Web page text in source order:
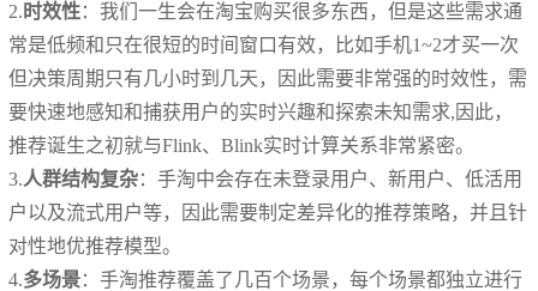
2. 时效性：我们一生会在淘宝购买很多东西，但是这些需求通
常是低频和只在很短的时间窗口有效，比如手机1~2才买一次
但决策周期只有几小时到几天，因此需要非常强的时效性，需
要快速地感知和捕获用户的实时兴趣和探索未知需求,因此，
推荐诞生之初就与Flink、Blink实时计算关系非常紧密。
3.人群结构复杂：手淘中会存在未登录用户、新用户、低活用
户以及流式用户等，因此需要制定差异化的推荐策略，并且针
对性地优推荐模型。
4.多场景：手淘推荐覆盖了几百个场景，每个场景都独立进行